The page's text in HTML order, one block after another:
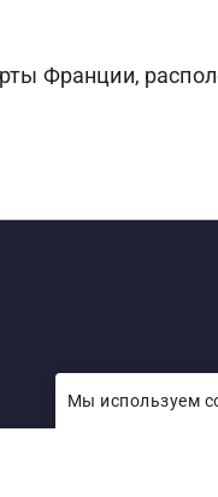
Франции,
Мы используем